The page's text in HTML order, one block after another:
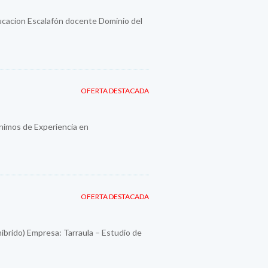
Escalafón docente Dominio del
OFERTA DESTACADA
de Experiencia en
OFERTA DESTACADA
Empresa: Tarraula – Estudio de